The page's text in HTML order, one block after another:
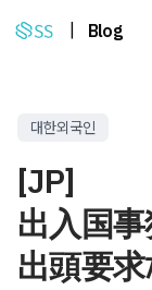
Blog
대한외국인
[JP]
出入国事
出頭要